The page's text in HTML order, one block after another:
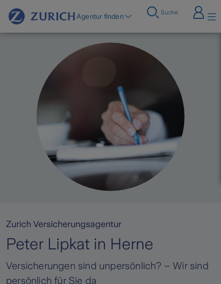
Agentur finden Suche
Zurich Versicherungsagentur
Peter Lipkat in Herne
Versicherungen sind unpersönlich? – Wir sind
persönlich für Sie da